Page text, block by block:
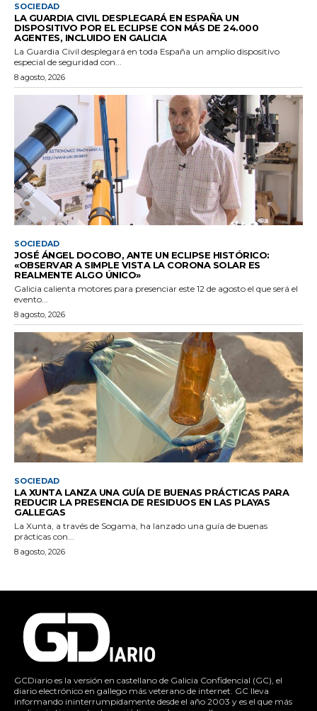
SOCIEDAD
LA GUARDIA CIVIL DESPLEGARÁ EN ESPAÑA UN
DISPOSITIVO POR EL ECLIPSE CON MÁS DE 24.000
AGENTES, INCLUIDO EN GALICIA
La Guardia Civil desplegará en toda España un amplio dispositivo
especial de seguridad con...
8 agosto, 2026
SOCIEDAD
JOSÉ ÁNGEL DOCOBO, ANTE UN ECLIPSE HISTÓRICO:
«OBSERVAR A SIMPLE VISTA LA CORONA SOLAR ES
REALMENTE ALGO ÚNICO»
Galicia calienta motores para presenciar este 12 de agosto el que será el
evento...
8 agosto, 2026
SOCIEDAD
LA XUNTA LANZA UNA GUÍA DE BUENAS PRÁCTICAS PARA
REDUCIR LA PRESENCIA DE RESIDUOS EN LAS PLAYAS
GALLEGAS
La Xunta, a través de Sogama, ha lanzado una guía de buenas
prácticas con...
8 agosto, 2026
GCDiario es la versión en castellano de Galicia Confidencial (GC), el
diario electrónico en gallego más veterano de internet. GC lleva
informando ininterrumpidamente desde el año 2003 y es el que más